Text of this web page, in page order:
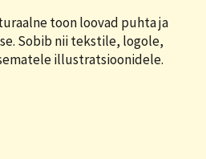
toon loovad puhta ja
Sobib nii tekstile, logole,
illustratsioonidele.